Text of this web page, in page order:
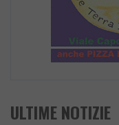
ULTIME NOTIZIE